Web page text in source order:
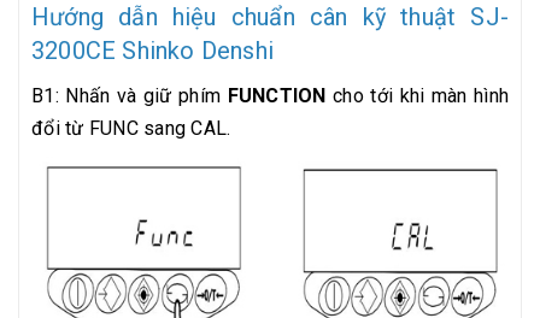
Hướng dẫn hiệu chuẩn cân kỹ thuật SJ-
3200CE Shinko Denshi
B1: Nhấn và giữ phím FUNCTION cho tới khi màn hình
đổi từ FUNC sang CAL.